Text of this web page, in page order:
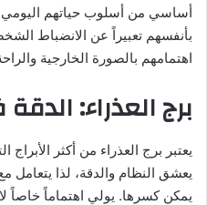
أساسي من أسلوب حياتهم اليومي.
بأنفسهم تعبيراً عن الانضباط
اهتمامهم بالصورة الخارجية
برج العذراء:
يعتبر برج العذراء من أكثر الأبراج
يعشق النظام والدقة، لذا يتعامل
يمكن كسرها. يولي اهتماماً خاصاً